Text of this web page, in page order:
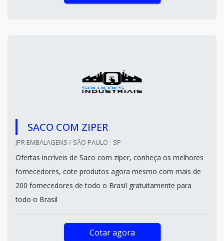
SACO COM ZIPER
JPR EMBALAGENS / SÃO PAULO - SP
Ofertas incríveis de Saco com ziper, conheça os melhores
fornecedores, cote produtos agora mesmo com mais de
200 fornecedores de todo o Brasil gratuitamente para
todo o Brasil
Cotar agora